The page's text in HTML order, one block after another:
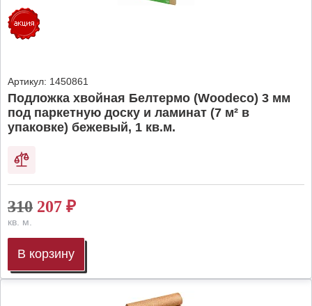
Артикул: 1450861
Подложка хвойная Белтермо (Woodeco) 3 мм
под паркетную доску и ламинат (7 м² в
упаковке) бежевый, 1 кв.м.
310 207 ₽
кв. м.
В корзину